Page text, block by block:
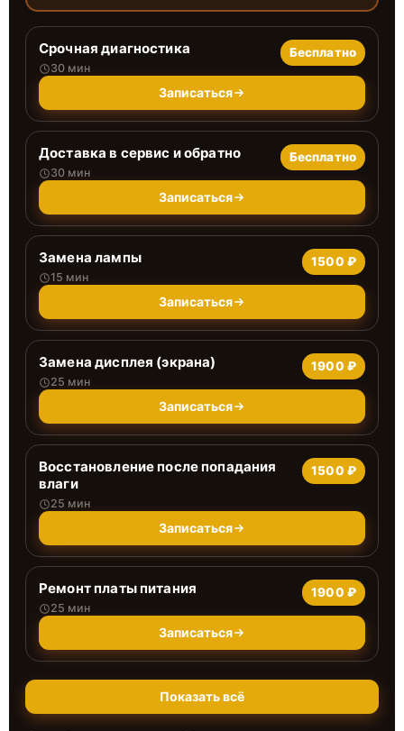
Срочная диагностика
30 мин
Бесплатно
Записаться
Доставка в сервис и обратно
30 мин
Бесплатно
Записаться
Замена лампы
15 мин
1500 ₽
Записаться
Замена дисплея (экрана)
25 мин
1900 ₽
Записаться
Восстановление после попадания
влаги
25 мин
1500 ₽
Записаться
Ремонт платы питания
25 мин
1900 ₽
Записаться
Показать всё